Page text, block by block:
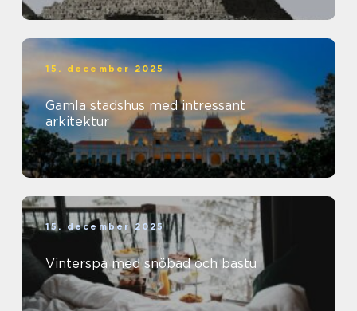
15. december 2025
Gamla stadshus med intressant
arkitektur
15. december 2025
Vinterspa med snöbad och bastu